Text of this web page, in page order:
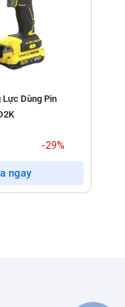
Lực Dùng Pin
-29%
ngay